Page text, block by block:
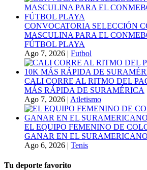
CONVOCATORIA SELECCIÓN
MASCULINA PARA EL
FÚTBOL PLAYA
Ago 7, 2026 | Futbol
CALI CORRE AL RITMO DEL
MÁS RÁPIDA DE SURAMÉRICA
Ago 7, 2026 | Atletismo
EL EQUIPO FEMENINO DE
GANAR EN EL
Ago 6, 2026 | Tenis
Tu deporte favorito